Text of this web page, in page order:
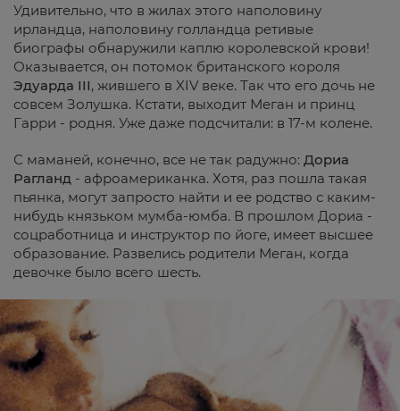
Удивительно, что в жилах этого наполовину
ирландца, наполовину голландца ретивые
биографы обнаружили каплю королевской крови!
Оказывается, он потомок британского короля
Эдуарда III, жившего в XIV веке. Так что его дочь не
совсем Золушка. Кстати, выходит Меган и принц
Гарри - родня. Уже даже подсчитали: в 17-м колене.
С маманей, конечно, все не так радужно: Дориа
Рагланд - афроамериканка. Хотя, раз пошла такая
пьянка, могут запросто найти и ее родство с каким-
нибудь князьком мумба-юмба. В прошлом Дориа -
соцработница и инструктор по йоге, имеет высшее
образование. Развелись родители Меган, когда
девочке было всего шесть.